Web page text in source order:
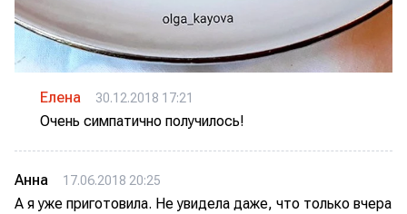
Елена 30.12.2018 17:21
Очень симпатично получилось!
Анна 17.06.2018 20:25
А я уже приготовила. Не увидела даже, что только вчера